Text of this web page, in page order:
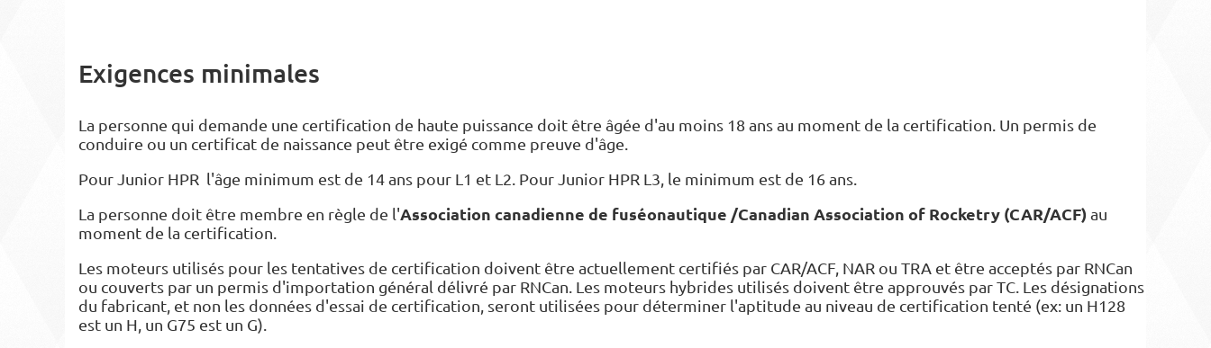
Exigences minimales
La personne qui demande une certification de haute puissance doit être âgée d'au moins 18 ans au moment de la certification. Un permis de
conduire ou un certificat de naissance peut être exigé comme preuve d'âge.
Pour Junior HPR l'âge minimum est de 14 ans pour L1 et L2. Pour Junior HPR L3, le minimum est de 16 ans.
La personne doit être membre en règle de l'Association canadienne de fuséonautique /Canadian Association of Rocketry (CAR/ACF)au
moment de la certification.
Les moteurs utilisés pour les tentatives de certification doivent être actuellement certifiés par CAR/ACF, NAR ou TRA et être acceptés par RNCan
ou couverts par un permis d'importation général délivré par RNCan. Les moteurs hybrides utilisés doivent être approuvés par TC. Les désignations
du fabricant, et non les données d'essai de certification, seront utilisées pour déterminer l'aptitude au niveau de certification tenté (ex: un H128
est un H, un G75 est un G).